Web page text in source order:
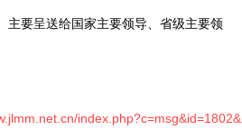
主要呈送给国家主要领导、省级主要领
index.php?c=msg&id=1802&